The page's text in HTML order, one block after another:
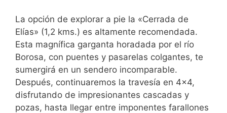
La opción de explorar a pie la «Cerrada de
Elías» (1,2 kms.) es altamente recomendada.
Esta magnífica garganta horadada por el río
Borosa, con puentes y pasarelas colgantes, te
sumergirá en un sendero incomparable.
Después, continuaremos la travesía en 4×4,
disfrutando de impresionantes cascadas y
pozas, hasta llegar entre imponentes farallones